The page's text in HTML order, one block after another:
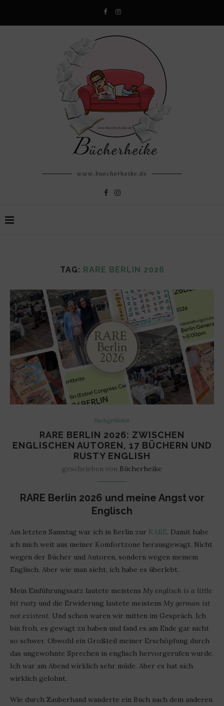
www.buecherheike.de
TAG: RARE BERLIN 2026
Buchgeflüster
RARE BERLIN 2026: ZWISCHEN
ENGLISCHEN AUTOREN, 17 BÜCHERN UND
RUSTY ENGLISH
geschrieben von Bücherheike
RARE Berlin 2026 und meine Angst vor
Englisch
Am letzten Samstag war ich in Berlin zur RARE. Damit habe
ich mich weit aus meiner Komfortzone herausgewagt. Nicht
wegen der Bücher und Autoren, sondern wegen meinem
Englisch. Aber wie man sieht, ich habe es überlebt.
Mein Einführungssatz lautete meistens My englisch is a little
bit rusty und die Erwiderung lautete meistens My german ist
not existent. Und schon waren wir mitten im Gespräch. Ich
bin froh, es gewagt zu haben und fand es am Ende gar nicht
so schwer. Obwohl ein Großteil meiner Erschöpfung durch
das ungewohnte Sprechen in englisch hervorgerufen wurde.
Ich war am Abend wirklich sehr müde. Aber es hat sich
wirklich gelohnt.
Wie durch Zauberhand wanderte ein Buch nach dem anderen